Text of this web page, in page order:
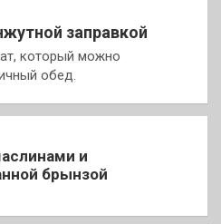
заправкой
который можно
обед.
и
брынзой